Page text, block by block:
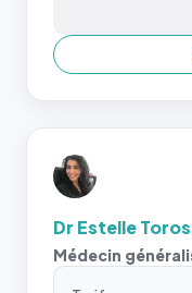
Dr Estelle
Médecin